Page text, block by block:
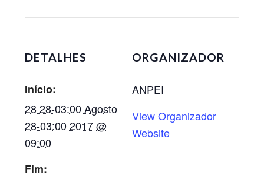
DETALHES
Início:
28 28-03:00 Agosto
28-03:00 2017 @
09:00
Fim:
ORGANIZADOR
ANPEI
View Organizador
Website